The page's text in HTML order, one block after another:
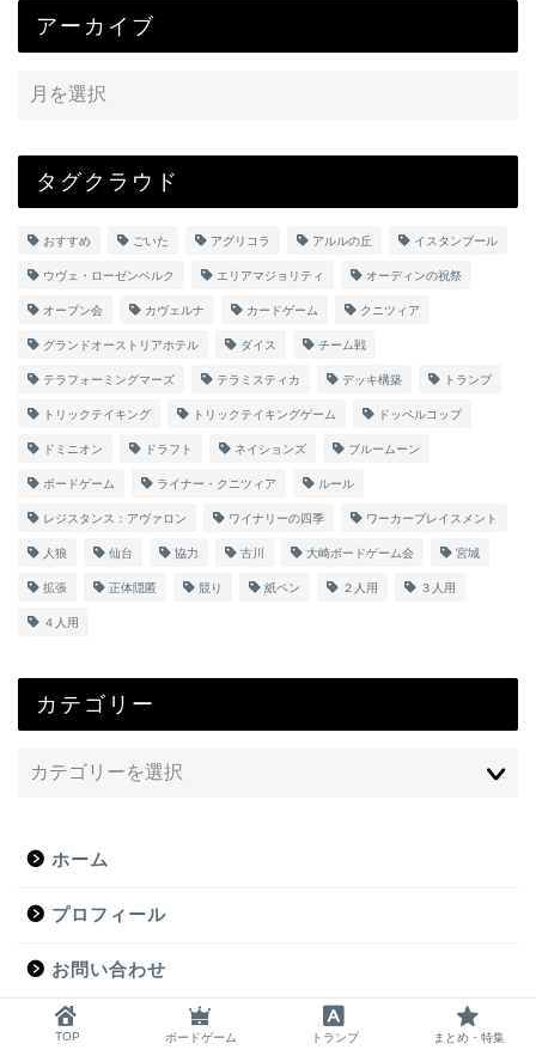
アーカイブ
タグクラウド
おすすめ ごいた アグリコラ アルルの丘 イスタンブール
ウヴェ・ローゼンベルク エリアマジョリティ オーディンの祝祭
オープン会 カヴェルナ カードゲーム クニツィア
グランドオーストリアホテル ダイス チーム戦
テラフォーミングマーズ テラミスティカ デッキ構築 トランプ
トリックテイキング トリックテイキングゲーム ドッペルコップ
ドミニオン ドラフト ネイションズ ブルームーン
ボードゲーム ライナー・クニツィア ルール
レジスタンス：アヴァロン ワイナリーの四季 ワーカープレイスメント
人狼 仙台 協力 古川 大崎ボードゲーム会 宮城
拡張 正体隠匿 競り 紙ペン ２人用 ３人用
４人用
カテゴリー
ホーム
プロフィール
お問い合わせ
TOP ボードゲーム トランプ まとめ・特集